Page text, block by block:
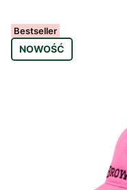
Bestseller
NOWOŚĆ